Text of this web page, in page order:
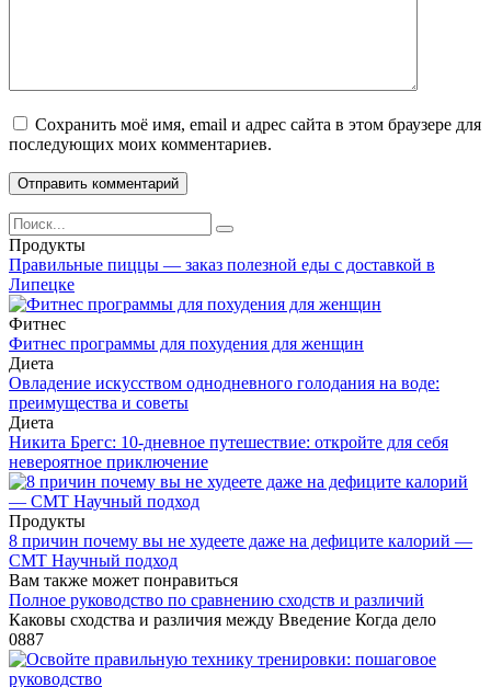
Сохранить моё имя, email и адрес сайта в этом браузере для
последующих моих комментариев.
Search
for:
Продукты
Правильные пиццы — заказ полезной еды с доставкой в
Липецке
Фитнес
Фитнес программы для похудения для женщин
Диета
Овладение искусством однодневного голодания на воде:
преимущества и советы
Диета
Никита Брегс: 10-дневное путешествие: откройте для себя
невероятное приключение
Продукты
8 причин почему вы не худеете даже на дефиците калорий —
CMT Научный подход
Вам также может понравиться
Полное руководство по сравнению сходств и различий
Каковы сходства и различия между Введение Когда дело
0887